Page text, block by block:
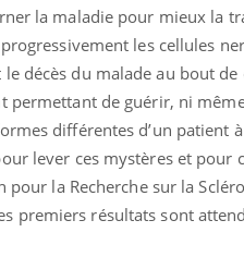
la maladie pour mieux la
les cellules
décès du malade au bout
permettant de guérir, ni
différentes d’un
lever ces mystères et
pour la Recherche sur la
premiers résultats sont